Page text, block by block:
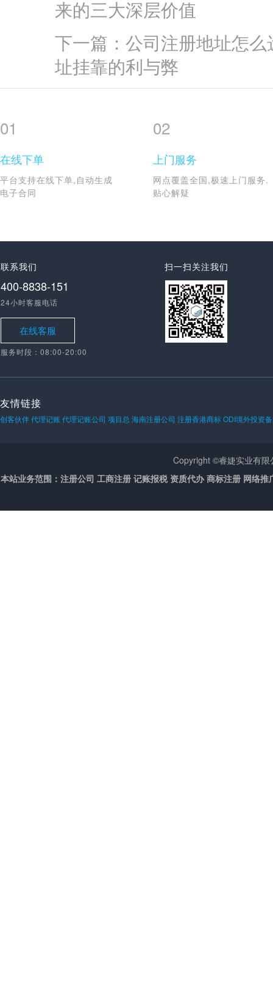
来的三大深层价值
下一篇：公司注册地址怎
址挂靠的利与弊
01
在线下单
平台支持在线下单,自动生成
电子合同
02
上门服务
网点覆盖全国,极速上门服务.
贴心解疑
联系我们
400-8838-151
24小时客服电话
在线客服
服务时段：08:00-20:00
扫一扫关注我们
友情链接
创客伙伴代理记账 代理记账公司 项目总 海南注册公司 注册香港商标ODI境外投资
Copyright ©睿婕实业有
本站业务范围：注册公司 工商注册 记账报税 资质代办 商标注册 网络